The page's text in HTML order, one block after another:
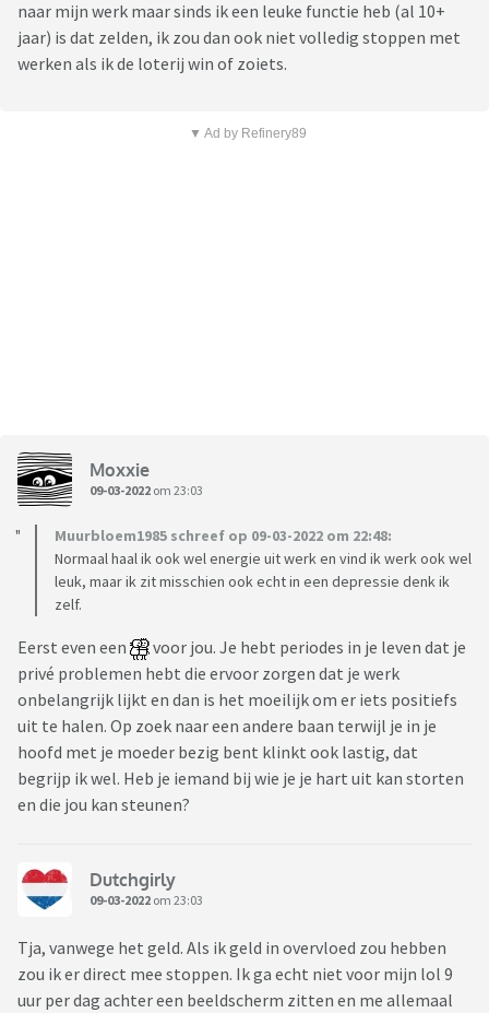
naar mijn werk maar sinds ik een leuke functie heb (al 10+
jaar) is dat zelden, ik zou dan ook niet volledig stoppen met
werken als ik de loterij win of zoiets.
▼ Ad by Refinery89
Moxxie
09-03-2022 om 23:03
Muurbloem1985 schreef op 09-03-2022 om 22:48:
Normaal haal ik ook wel energie uit werk en vind ik werk ook wel
leuk, maar ik zit misschien ook echt in een depressie denk ik
zelf.
Eerst even een
voor jou. Je hebt periodes in je leven dat je
privé problemen hebt die ervoor zorgen dat je werk
onbelangrijk lijkt en dan is het moeilijk om er iets positiefs
uit te halen. Op zoek naar een andere baan terwijl je in je
hoofd met je moeder bezig bent klinkt ook lastig, dat
begrijp ik wel. Heb je iemand bij wie je je hart uit kan storten
en die jou kan steunen?
Dutchgirly
09-03-2022 om 23:03
Tja, vanwege het geld. Als ik geld in overvloed zou hebben
zou ik er direct mee stoppen. Ik ga echt niet voor mijn lol 9
uur per dag achter een beeldscherm zitten en me allemaal